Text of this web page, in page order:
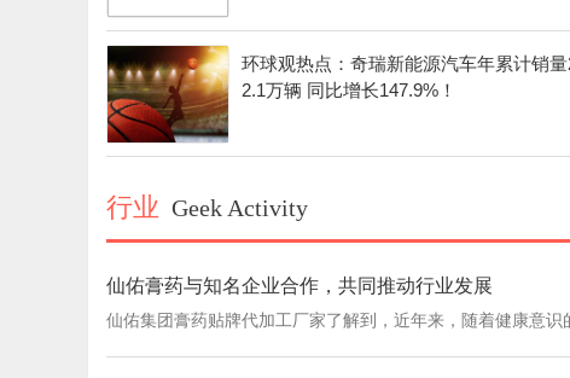
环球观热点：奇瑞新能源汽车年累计销
2.1万辆 同比增长147.9%！
行业 Geek Activity
仙佑膏药与知名企业合作，共同推动行业发展
仙佑集团膏药贴牌代加工厂家了解到，近年来，随着健康意识